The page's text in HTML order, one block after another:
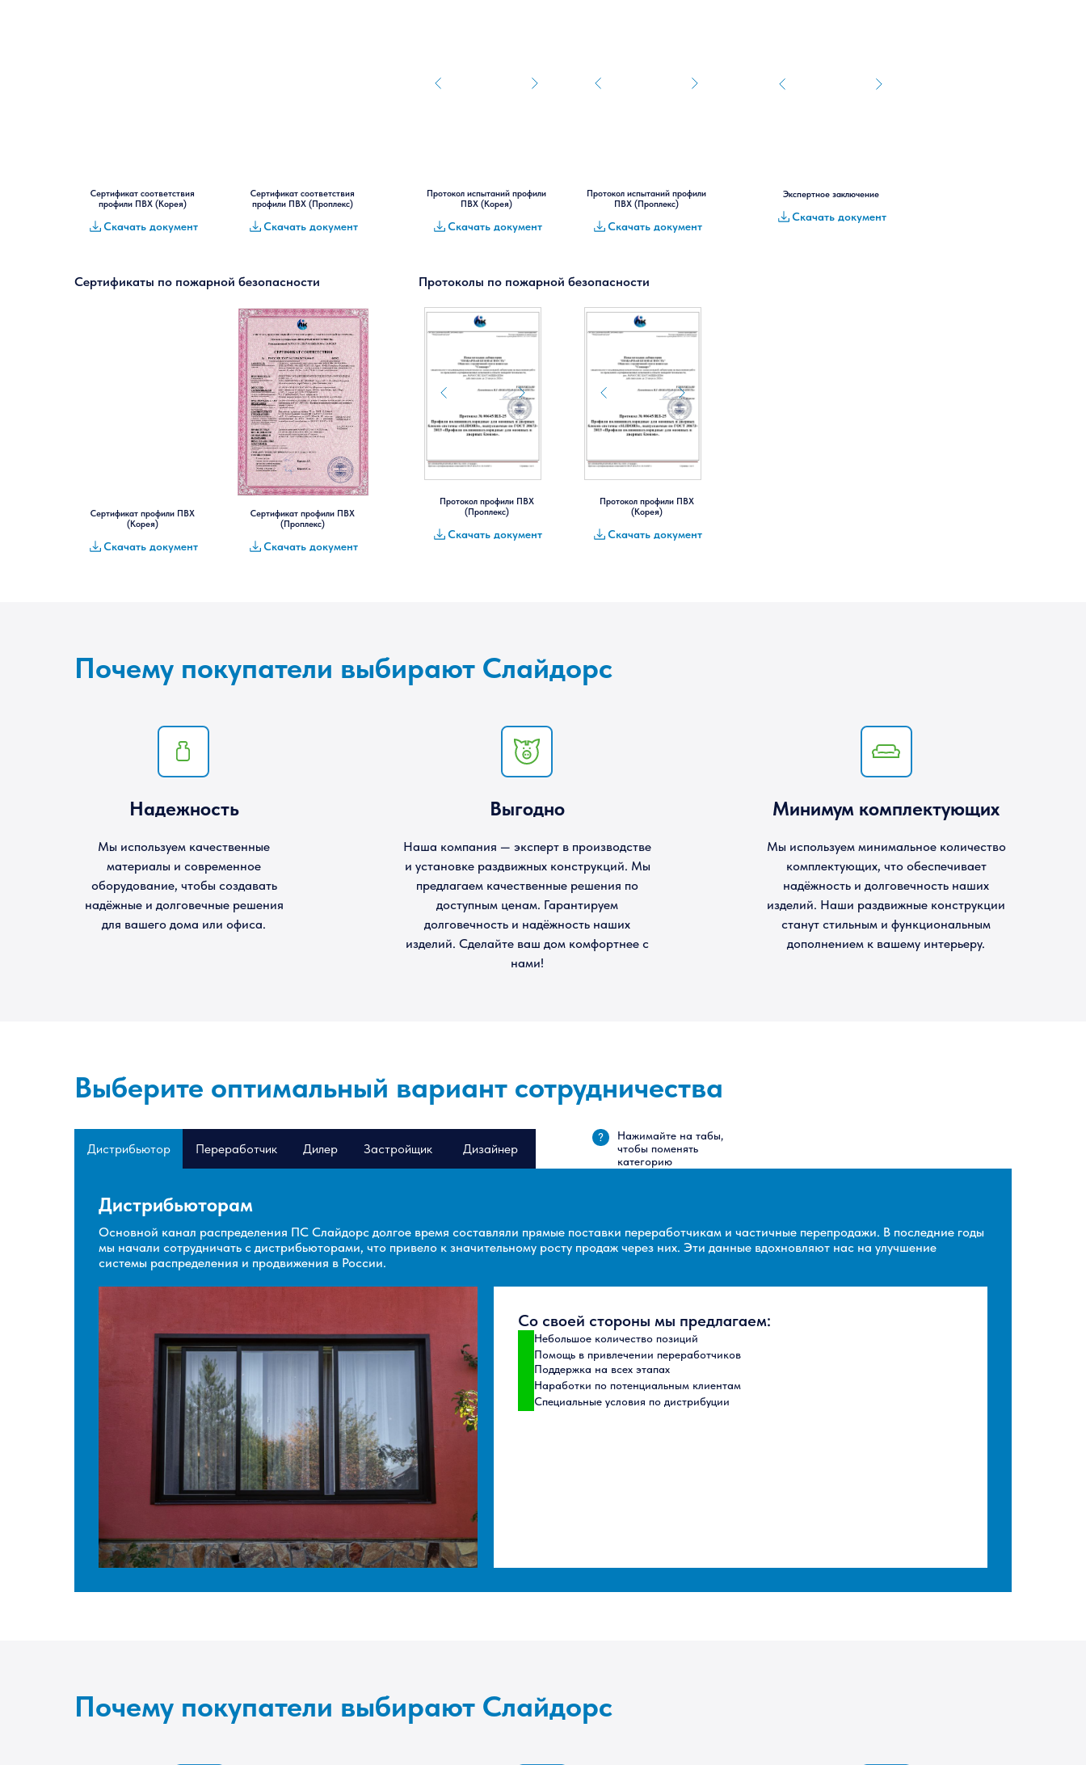
Скачать документ
Протокол профили ПВХ
(Корея)
Скачать документ
Протокол профили ПВХ
(Проплекс)
Протоколы по пожарной безопасности
Скачать документ
Сертификат профили ПВХ
(Проплекс)
Скачать документ
Сертификат профили ПВХ
(Корея)
Сертификаты по пожарной безопасности
Скачать документ
Экспертное заключение
Скачать документ
Протокол испытаний профили
ПВХ (Проплекс)
Скачать документ
Протокол испытаний профили
ПВХ (Корея)
Скачать документ
Сертификат соответствия
профили ПВХ (Проплекс)
Скачать документ
Сертификат соответствия
профили ПВХ (Корея)
Наша компания — эксперт в производстве
и установке раздвижных конструкций. Мы
предлагаем качественные решения по
доступным ценам. Гарантируем
долговечность и надёжность наших
изделий. Сделайте ваш дом комфортнее с
нами!
Выгодно
Мы используем качественные
материалы и современное
оборудование, чтобы создавать
надёжные и долговечные решения
для вашего дома или офиса.
Надежность
Почему покупатели выбирают Слайдорс
Мы используем минимальное количество
комплектующих, что обеспечивает
надёжность и долговечность наших
изделий. Наши раздвижные конструкции
станут стильным и функциональным
дополнением к вашему интерьеру.
Минимум комплектующих
Выберите оптимальный вариант сотрудничества
Дистрибьютор Переработчик Дилер Застройщик Дизайнер
?
Нажимайте на табы,
чтобы поменять
категорию
Со своей стороны мы предлагаем:
Небольшое количество позиций
Помощь в привлечении переработчиков
Поддержка на всех этапах
Наработки по потенциальным клиентам
Специальные условия по дистрибуции
Дистрибьюторам
Основной канал распределения ПС Слайдорс долгое время составляли прямые поставки переработчикам и частичные перепродажи. В последние годы
мы начали сотрудничать с дистрибьюторами, что привело к значительному росту продаж через них. Эти данные вдохновляют нас на улучшение
системы распределения и продвижения в России.
Почему покупатели выбирают Слайдорс